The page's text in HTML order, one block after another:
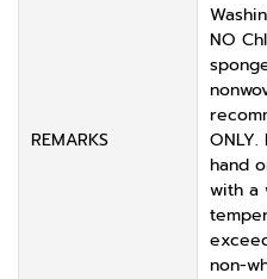
REMARKS
NO
hand
with a
non-